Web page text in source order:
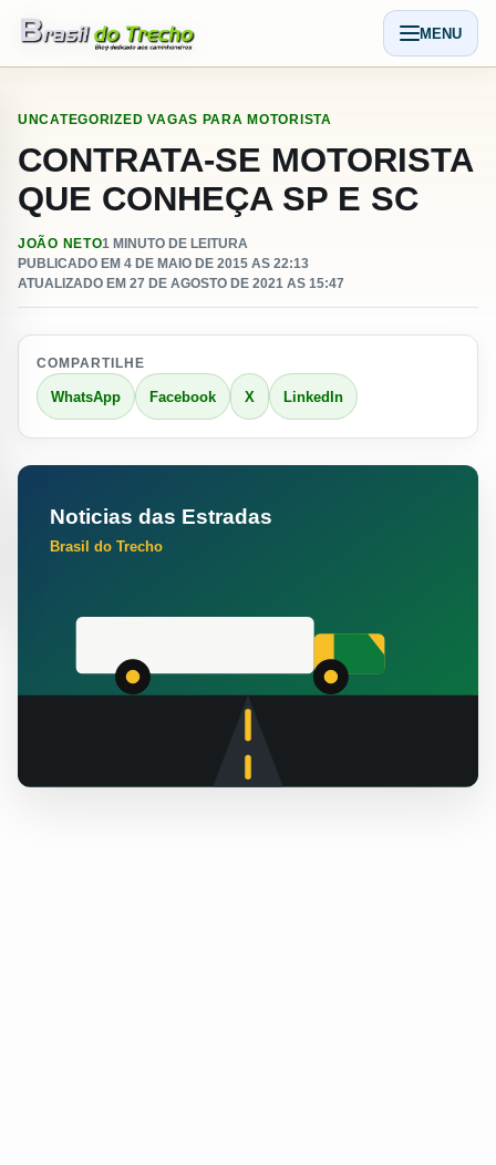
Abrir
MENU
UNCATEGORIZED VAGAS PARA MOTORISTA
CONTRATA-SE MOTORISTA
QUE CONHEÇA SP E SC
JOÃO NETO1 MINUTO DE LEITURA
PUBLICADO EM 4 DE MAIO DE 2015 AS 22:13
ATUALIZADO EM 27 DE AGOSTO DE 2021 AS 15:47
COMPARTILHE
WhatsApp Facebook X LinkedIn